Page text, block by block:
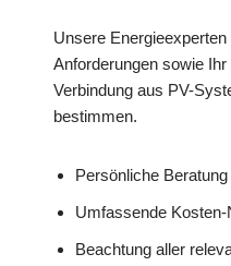
Unsere
Anforderungen sowie
Verbindung aus PV-
bestimmen.
Persönliche
Umfassende
Beachtung aller